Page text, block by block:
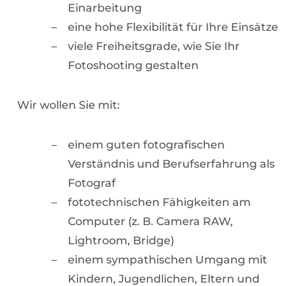
Einarbeitung
eine hohe Flexibilität für Ihre Einsätze
viele Freiheitsgrade, wie Sie Ihr
Fotoshooting gestalten
Wir wollen Sie mit:
einem guten fotografischen
Verständnis und Berufserfahrung als
Fotograf
fototechnischen Fähigkeiten am
Computer (z. B. Camera RAW,
Lightroom, Bridge)
einem sympathischen Umgang mit
Kindern, Jugendlichen, Eltern und